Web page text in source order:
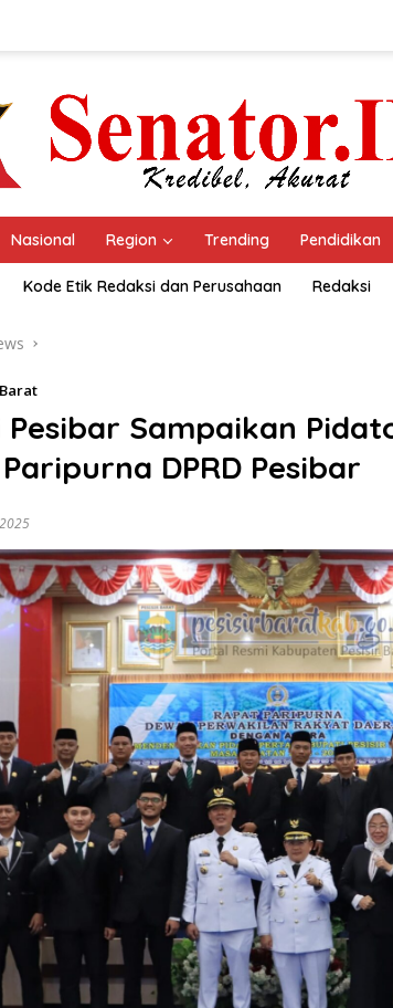
Nasional Region Trending Pendidikan
Kode Etik Redaksi dan Perusahaan Redaksi
Sampaikan
DPRD Pesibar